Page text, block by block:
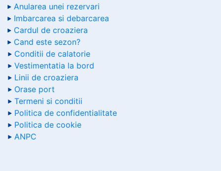
Anularea unei rezervari
Imbarcarea si debarcarea
Cardul de croaziera
Cand este sezon?
Conditii de calatorie
Vestimentatia la bord
Linii de croaziera
Orase port
Termeni si conditii
Politica de confidentialitate
Politica de cookie
ANPC